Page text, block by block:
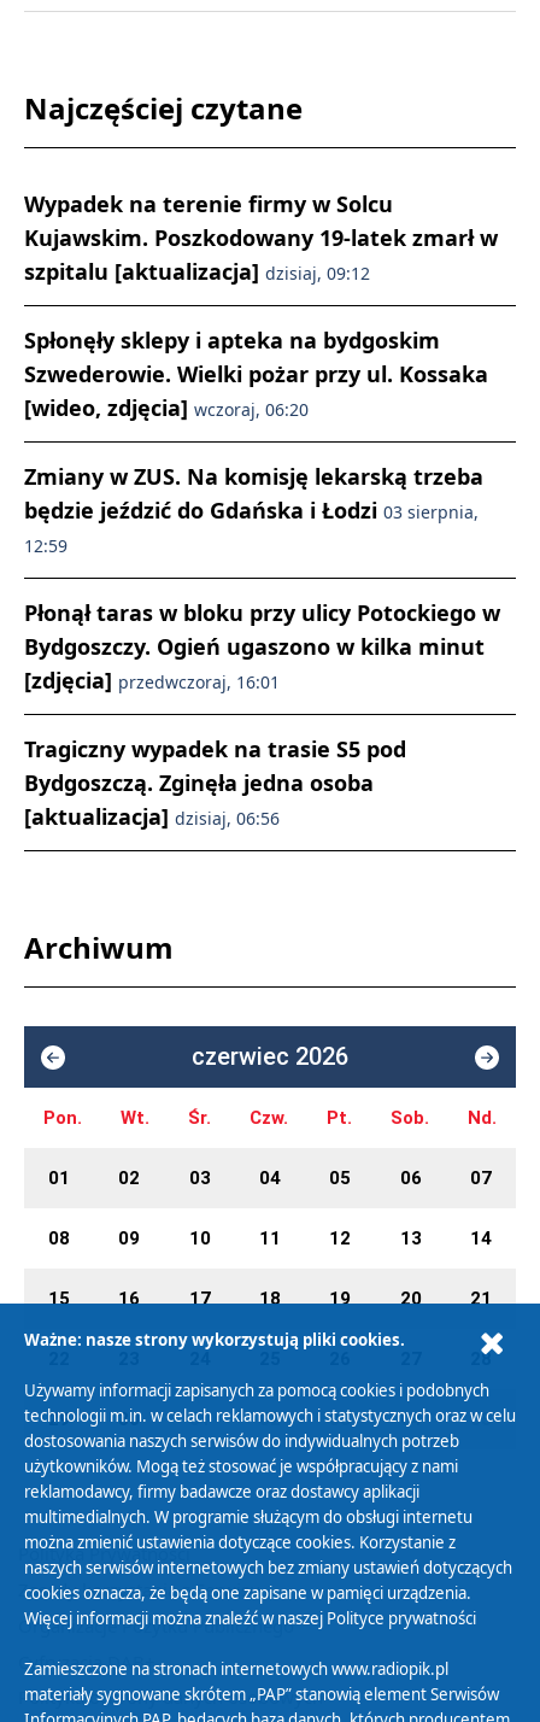
Najczęściej czytane
Wypadek na terenie firmy w Solcu
Kujawskim. Poszkodowany 19-latek zmarł w
szpitalu [aktualizacja] dzisiaj, 09:12
Spłonęły sklepy i apteka na bydgoskim
Szwederowie. Wielki pożar przy ul. Kossaka
[wideo, zdjęcia] wczoraj, 06:20
Zmiany w ZUS. Na komisję lekarską trzeba
będzie jeździć do Gdańska i Łodzi 03 sierpnia,
12:59
Płonął taras w bloku przy ulicy Potockiego w
Bydgoszczy. Ogień ugaszono w kilka minut
[zdjęcia] przedwczoraj, 16:01
Tragiczny wypadek na trasie S5 pod
Bydgoszczą. Zginęła jedna osoba
[aktualizacja] dzisiaj, 06:56
Archiwum
czerwiec 2026
Pon. Wt. Śr. Czw. Pt. Sob. Nd.
01 02 03 04 05 06 07
08 09 10 11 12 13 14
15 16 17 18 19 20 21
28
29 30 01 02 03 04 05
Polityka Prywatności
Zasady korzystania z Serwisu
Organizacje Pożytku Publicznego
Cyfryzacja DAB+
Polityka ochrony danych osobowych
Ważne: nasze strony wykorzystują pliki cookies.
Używamy informacji zapisanych za pomocą cookies i podobnych
technologii m.in. w celach reklamowych i statystycznych oraz w celu
dostosowania naszych serwisów do indywidualnych potrzeb
użytkowników. Mogą też stosować je współpracujący z nami
reklamodawcy, firmy badawcze oraz dostawcy aplikacji
multimedialnych. W programie służącym do obsługi internetu
można zmienić ustawienia dotyczące cookies. Korzystanie z
naszych serwisów internetowych bez zmiany ustawień dotyczących
cookies oznacza, że będą one zapisane w pamięci urządzenia.
Więcej informacji można znaleźć w naszej Polityce prywatności
Zamieszczone na stronach internetowych www.radiopik.pl
materiały sygnowane skrótem „PAP” stanowią element Serwisów